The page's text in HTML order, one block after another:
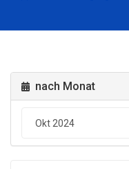
nach Monat